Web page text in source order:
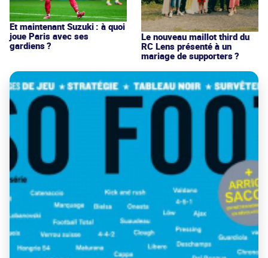
Et maintenant Suzuki : à quoi
joue Paris avec ses
gardiens ?
Le nouveau maillot third du
RC Lens présenté à un
mariage de supporters ?